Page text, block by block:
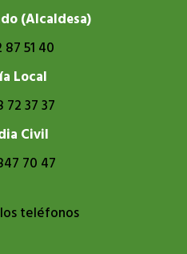
(Alcaldesa)
87 51 40
Local
72 37 37
Civil
70 47
teléfonos